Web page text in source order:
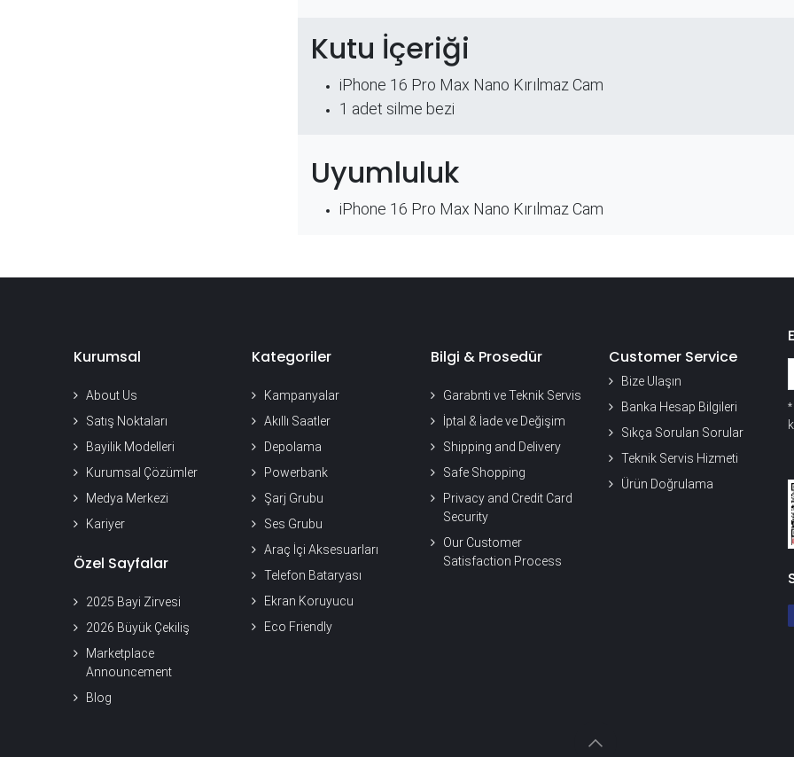
Kutu İçeriği
iPhone 16 Pro Max Nano Kırılmaz Cam
​1 adet silme bezi
Uyumluluk
iPhone 16 Pro Max Nano Kırılmaz Cam
Kurumsal
About Us
Satış Noktaları
Bayilik Modelleri
Kurumsal Çözümler
Medya Merkezi
Kariyer
Özel Sayfalar
2025 Bayi Zirvesi
2026 Büyük Çekiliş
Marketplace
Announcement
Blog
Kategoriler
Kampanyalar
Akıllı Saatler
Depolama
Powerbank
Şarj Grubu
Ses Grubu
Araç İçi Aksesuarları
Telefon Bataryası
Ekran Koruyucu
Eco Friendly
Bilgi & Prosedür
Garabnti ve Teknik Servis
İptal & İade ve Değişim
Shipping and Delivery
Safe Shopping
Privacy and Credit Card
Security
Our Customer
Satisfaction Process
Customer Service
Bize Ulaşın
Banka Hesap Bilgileri
Sıkça Sorulan Sorular
Teknik Servis Hizmeti
Ürün Doğrulama
*